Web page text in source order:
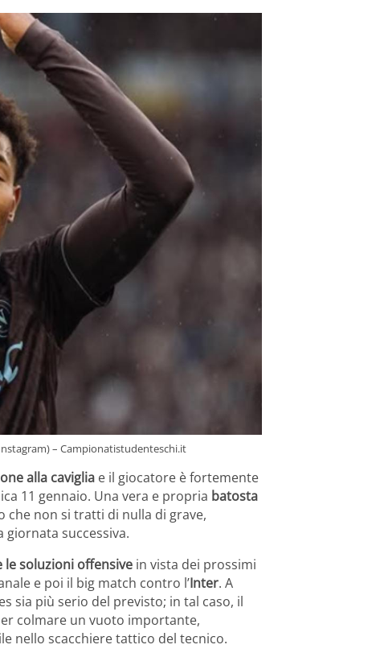
– Campionatistudenteschi.it
alla caviglia e il giocatore è fortemente
11 gennaio. Una vera e propria batosta
che non si tratti di nulla di grave,
successiva.
le soluzioni offensive in vista dei prossimi
e poi il big match contro l’Inter. A
sia più serio del previsto; in tal caso, il
colmare un vuoto importante,
nello scacchiere tattico del tecnico.